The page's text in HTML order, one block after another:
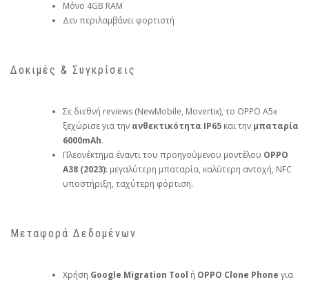
Μόνο 4GB RAM
Δεν περιλαμβάνει φορτιστή
Δοκιμές & Συγκρίσεις
Σε διεθνή reviews (NewMobile, Movertix), το OPPO A5x
ξεχώρισε για την ανθεκτικότητα IP65 και την μπαταρία
6000mAh.
Πλεονέκτημα έναντι του προηγούμενου μοντέλου OPPO
A38 (2023): μεγαλύτερη μπαταρία, καλύτερη αντοχή, NFC
υποστήριξη, ταχύτερη φόρτιση.
Μεταφορά Δεδομένων
Χρήση Google Migration Tool ή OPPO Clone Phone για